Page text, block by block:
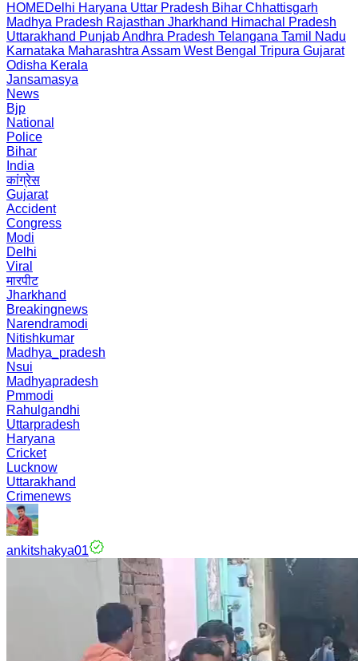
HOMEDelhi Haryana Uttar Pradesh Bihar Chhattisgarh
Madhya Pradesh Rajasthan Jharkhand Himachal Pradesh
Uttarakhand PunjabAndhra Pradesh Telangana Tamil Nadu
Karnataka Maharashtra Assam West Bengal Tripura Gujarat
Odisha Kerala
Jansamasya
News
Bjp
National
Police
Bihar
India
कांग्रेस
Gujarat
Accident
Congress
Modi
Delhi
Viral
मारपीट
Jharkhand
Breakingnews
Narendramodi
Nitishkumar
Madhya_pradesh
Nsui
Madhyapradesh
Pmmodi
Rahulgandhi
Uttarpradesh
Haryana
Cricket
Lucknow
Uttarakhand
Crimenews
ankitshakya01